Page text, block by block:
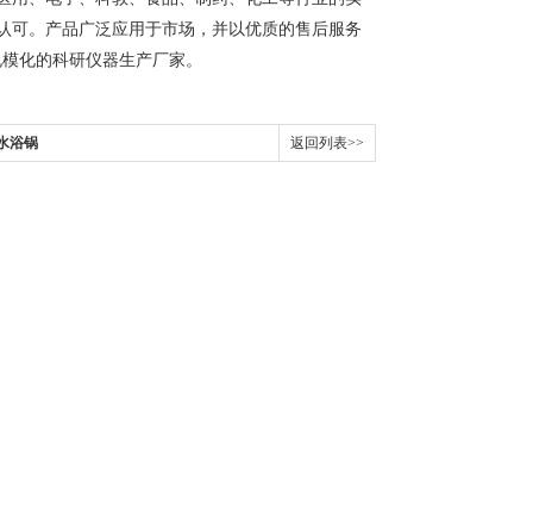
。产品广泛应用于市场，并以优质的售后服务
化的科研仪器生产厂家。
浴锅 返回列表>>